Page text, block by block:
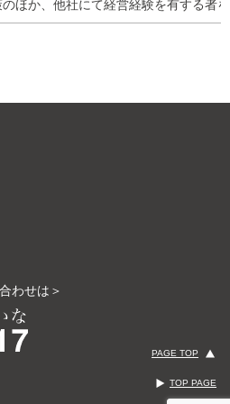
ほか、他社にて経営経験を有する者
PAGE TOP
TOP PAGE
わせは＞